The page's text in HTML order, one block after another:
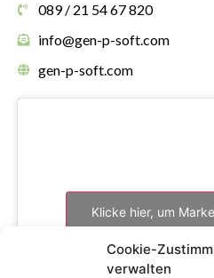
Cookie-
verwalten
089 / 21 54 67 820
info@gen-p-soft.com
gen-p-soft.com
Klicke hier, um